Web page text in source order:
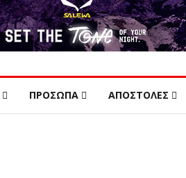
ΠΡΟΣΩΠΑ ΑΠΟΣΤΟΛΕΣ